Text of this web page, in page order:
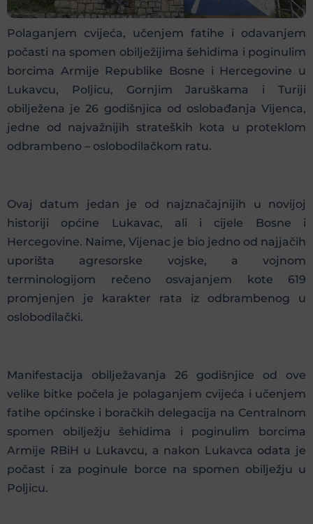
Polaganjem cvijeća, učenjem fatihe i odavanjem
počasti na spomen obilježijima šehidima i poginulim
borcima Armije Republike Bosne i Hercegovine u
Lukavcu, Poljicu, Gornjim Jaruškama i Turiji
obilježena je 26 godišnjica od oslobađanja Vijenca,
jedne od najvažnijih strateških kota u proteklom
odbrambeno – oslobodilačkom ratu.
Ovaj datum jedan je od najznačajnijih u novijoj
historiji općine Lukavac, ali i cijele Bosne i
Hercegovine. Naime, Vijenac je bio jedno od najjačih
uporišta agresorske vojske, a vojnom
terminologijom rečeno osvajanjem kote 619
promjenjen je karakter rata iz odbrambenog u
oslobodilački.
Manifestacija obilježavanja 26 godišnjice od ove
velike bitke počela je polaganjem cvijeća i učenjem
fatihe općinske i boračkih delegacija na Centralnom
spomen obilježju šehidima i poginulim borcima
Armije RBiH u Lukavcu, a nakon Lukavca odata je
počast i za poginule borce na spomen obilježju u
Poljicu.